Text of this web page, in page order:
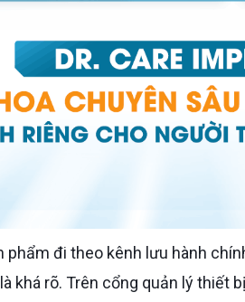
khá rõ. Trên cổng quản lý thiết